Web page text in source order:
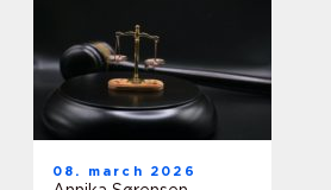
08. march 2026